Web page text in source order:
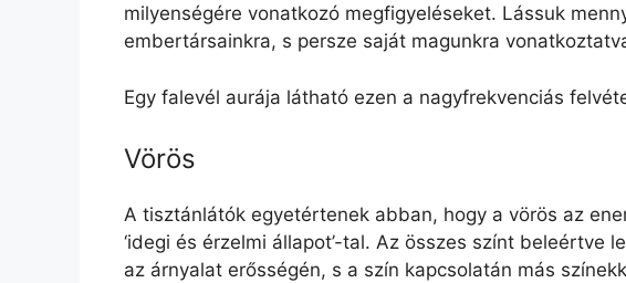
milyenségére vonatkozó megfigyeléseket. Lássuk
embertársainkra, s persze saját magunkra
Egy falevél aurája látható ezen a nagyfrekvenciás
Vörös
A tisztánlátók egyetértenek abban, hogy a vörös az
‘idegi és érzelmi állapot’-tal. Az összes színt beleértve
az árnyalat erősségén, s a szín kapcsolatán más